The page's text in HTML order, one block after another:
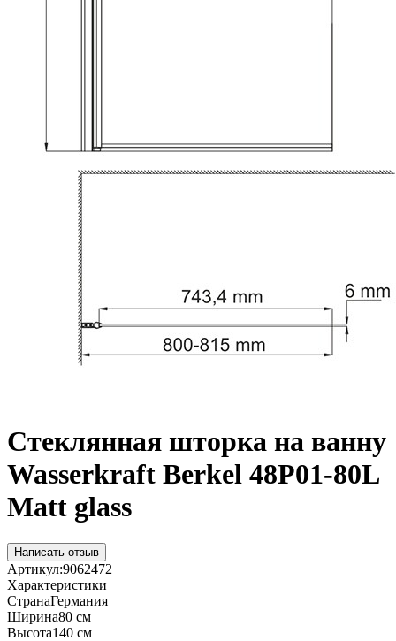
Стеклянная шторка на ванну
Wasserkraft Berkel 48P01-80L
Matt glass
Написать отзыв
Артикул:9062472
Характеристики
СтранаГермания
Ширина80 см
Высота140 см